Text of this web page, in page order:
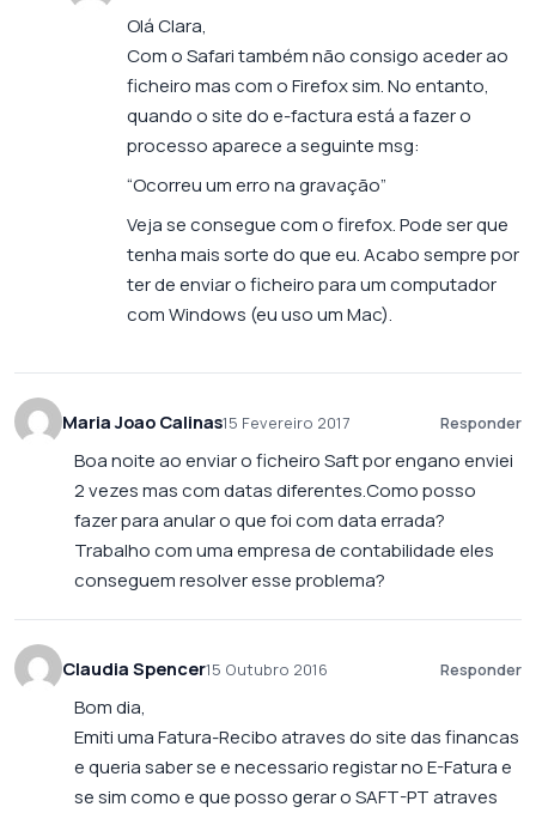
Olá Clara,
Com o Safari também não consigo aceder ao
ficheiro mas com o Firefox sim. No entanto,
quando o site do e-factura está a fazer o
processo aparece a seguinte msg:
“Ocorreu um erro na gravação”
Veja se consegue com o firefox. Pode ser que
tenha mais sorte do que eu. Acabo sempre por
ter de enviar o ficheiro para um computador
com Windows (eu uso um Mac).
Maria Joao Calinas15 Fevereiro 2017 Responder
Boa noite ao enviar o ficheiro Saft por engano enviei
2 vezes mas com datas diferentes.Como posso
fazer para anular o que foi com data errada?
Trabalho com uma empresa de contabilidade eles
conseguem resolver esse problema?
Claudia Spencer15 Outubro 2016 Responder
Bom dia,
Emiti uma Fatura-Recibo atraves do site das financas
e queria saber se e necessario registar no E-Fatura e
se sim como e que posso gerar o SAFT-PT atraves